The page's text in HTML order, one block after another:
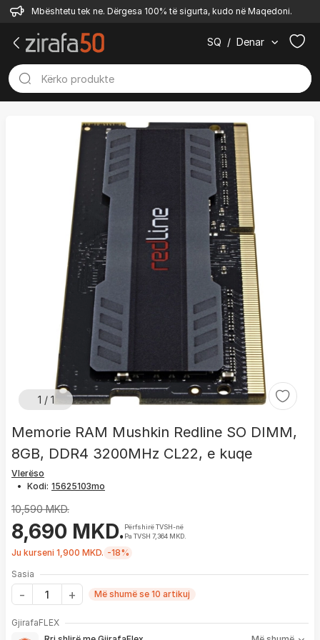
Mbështetu tek ne. Dërgesa 100% të sigurta, kudo në Maqedoni.
SQ / Denar
1 / 1
Memorie RAM Mushkin Redline SO DIMM,
8GB, DDR4 3200MHz CL22, e kuqe
Vlerëso
• Kodi:
10,590 MKD.
8,690 MKD.Përfshirë TVSH-në
Pa TVSH 7,364 MKD.
Ju kurseni 1,900 MKD. -18%
Sasia
Më shumë se 10 artikuj
GjirafaFLEX
-Prioritet